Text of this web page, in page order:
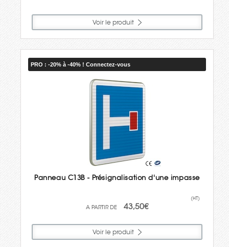
Voir le produit
PRO : -20% à -40% ! Connectez-vous
Panneau C13B - Présignalisation d'une impasse
43,50€
(HT)
Voir le produit